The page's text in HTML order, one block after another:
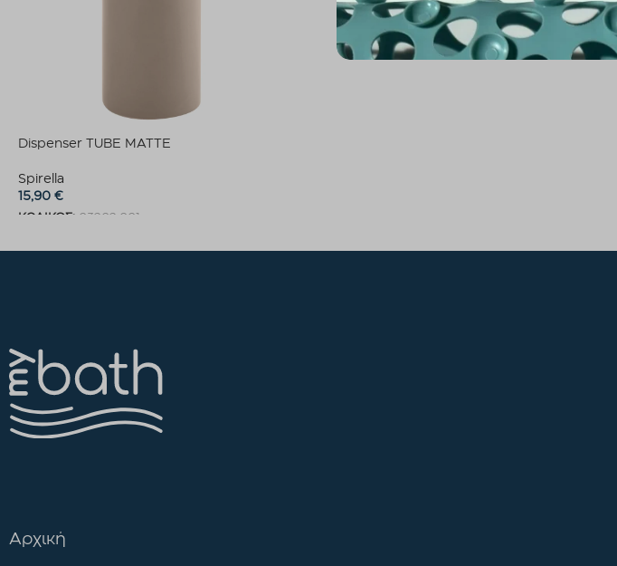
Dispenser TUBE MATTE
Spirella
15,90 €
Αρχική